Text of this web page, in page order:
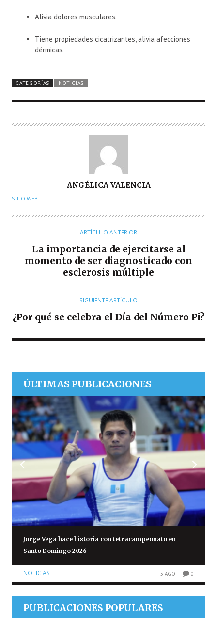
Alivia dolores musculares.
Tiene propiedades cicatrizantes, alivia afecciones
dérmicas.
CATEGORÍAS NOTICIAS
U
O
ANGÉLICA VALENCIA
SITIO WEB
ARTÍCULO ANTERIOR
La importancia de ejercitarse al
momento de ser diagnosticado con
esclerosis múltiple
SIGUIENTE ARTÍCULO
¿Por qué se celebra el Día del Número Pi?
ÚLTIMAS PUBLICACIONES
Jorge Vega hace historia con tetracampeonato en
Santo Domingo 2026
NOTICIAS 5 AGO 0
PUBLICACIONES POPULARES